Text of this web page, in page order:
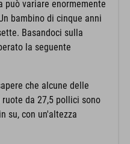
variare enormemente
bambino di cinque anni
Basandoci sulla
la seguente
che alcune delle
da 27,5 pollici sono
su, con un'altezza